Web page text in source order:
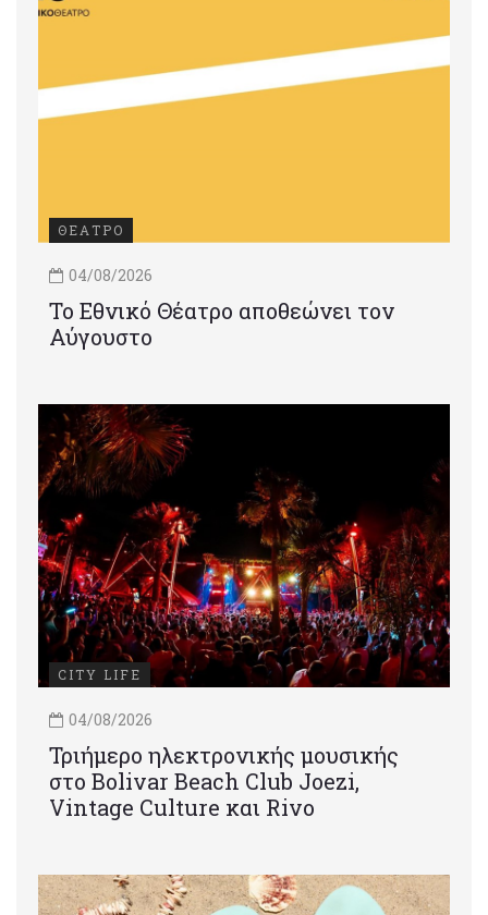
ΘΕΑΤΡΟ
04/08/2026
Το Εθνικό Θέατρο αποθεώνει τον
Αύγουστο
CITY LIFE
04/08/2026
Τριήμερο ηλεκτρονικής μουσικής
στο Bolivar Beach Club Joezi,
Vintage Culture και Rivo